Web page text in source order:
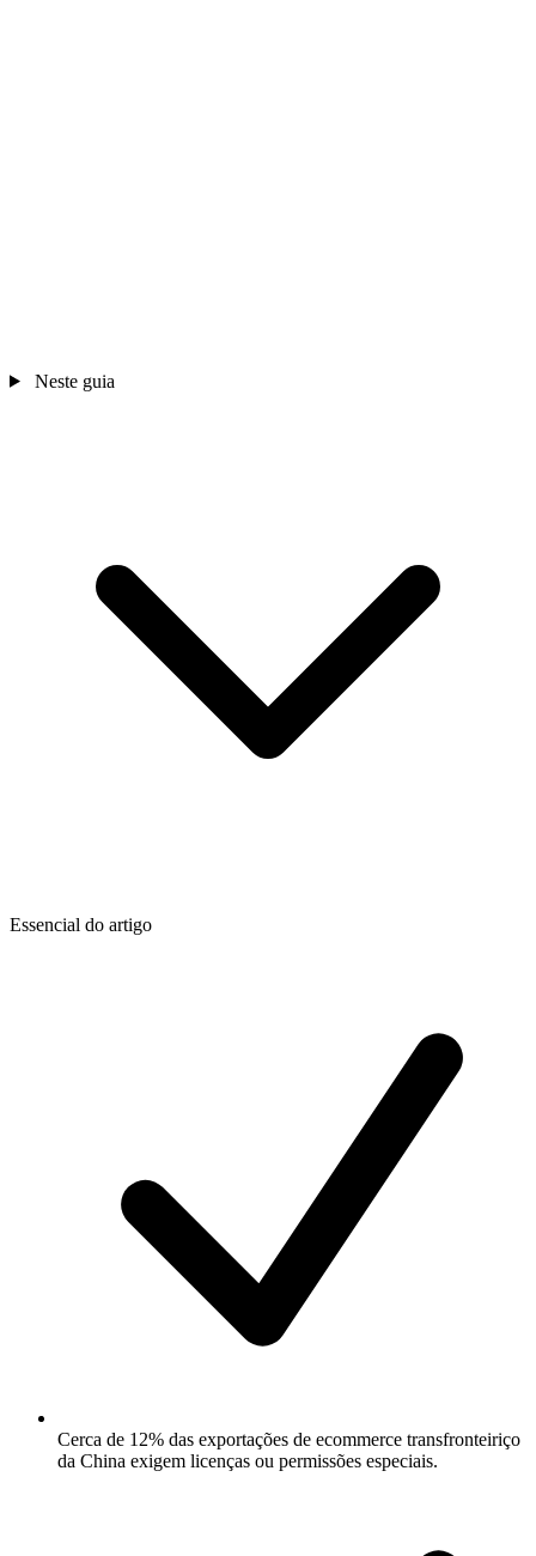
Neste guia
Essencial do artigo
Cerca de 12% das exportações de ecommerce transfronteiriço
da China exigem licenças ou permissões especiais.